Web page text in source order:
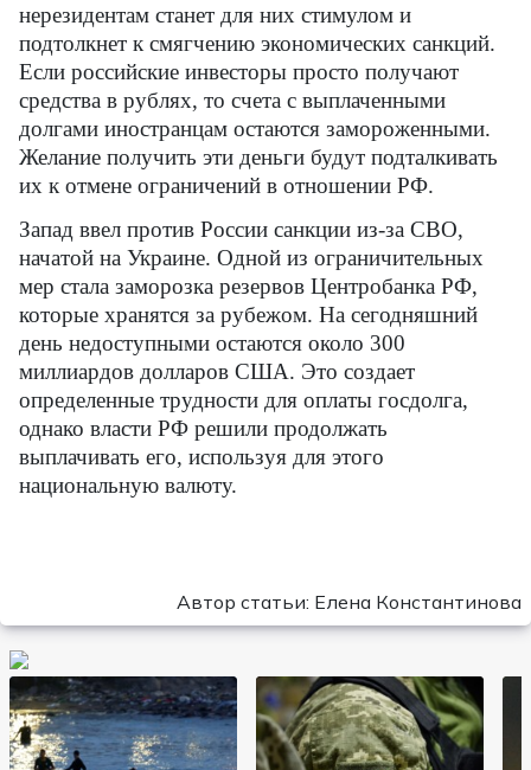
нерезидентам станет для них стимулом и
подтолкнет к смягчению экономических санкций.
Если российские инвесторы просто получают
средства в рублях, то счета с выплаченными
долгами иностранцам остаются замороженными.
Желание получить эти деньги будут подталкивать
их к отмене ограничений в отношении РФ.
Запад ввел против России санкции из-за СВО,
начатой на Украине. Одной из ограничительных
мер стала заморозка резервов Центробанка РФ,
которые хранятся за рубежом. На сегодняшний
день недоступными остаются около 300
миллиардов долларов США. Это создает
определенные трудности для оплаты госдолга,
однако власти РФ решили продолжать
выплачивать его, используя для этого
национальную валюту.
Автор статьи: Елена Константинова